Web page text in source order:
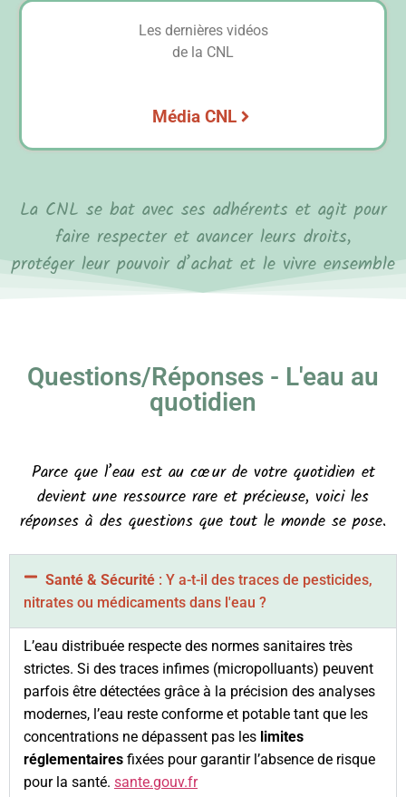
Les dernières vidéos
de la CNL
Média CNL
La CNL se bat avec ses adhérents et agit pour
faire respecter et avancer leurs droits,
protéger leur pouvoir d’achat et le vivre ensemble
Questions/Réponses - L'eau au
quotidien
Parce que l’eau est au cœur de votre quotidien et
devient une ressource rare et précieuse, voici les
réponses à des questions que tout le monde se pose.
Santé & Sécurité : Y a-t-il des traces de pesticides,
nitrates ou médicaments dans l'eau ?
L’eau distribuée respecte des normes sanitaires très
strictes. Si des traces infimes (micropolluants) peuvent
parfois être détectées grâce à la précision des analyses
modernes, l’eau reste conforme et potable tant que les
concentrations ne dépassent pas les limites
réglementaires fixées pour garantir l’absence de risque
pour la santé. sante.gouv.fr